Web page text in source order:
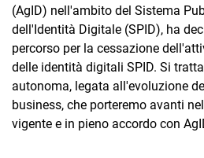
(AgID) nell'ambito del Sistema
dell'Identità Digitale (SPID), ha
percorso per la cessazione
delle identità digitali SPID. Si
autonoma, legata all'evoluzione
business, che porteremo avanti
vigente e in pieno accordo con